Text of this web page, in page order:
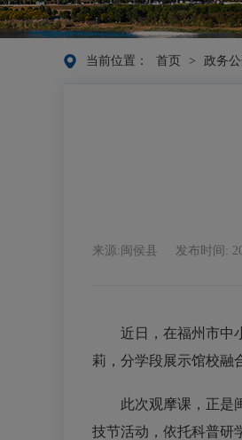
当前位置： 首页 > 政务
来源:闽侯县 发布时间:
近日，在福州市中小
莉，分学段展示馆校融
此次观摩课，正是
技节活动，依托科普研